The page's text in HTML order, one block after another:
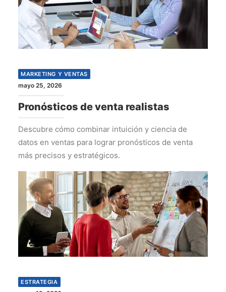
MARKETING Y VENTAS
mayo 25, 2026
Pronósticos de venta realistas
Descubre cómo combinar intuición y ciencia de
datos en ventas para lograr pronósticos de venta
más precisos y estratégicos.
ESTRATEGIA